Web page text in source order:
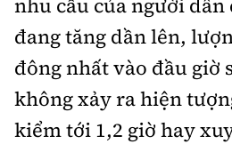
Thông tin tòa
soạn
nhu cầu của người
đang tăng dần lên,
đông nhất vào đầu giờ
không xảy ra hiện
kiểm tới 1,2 giờ hay